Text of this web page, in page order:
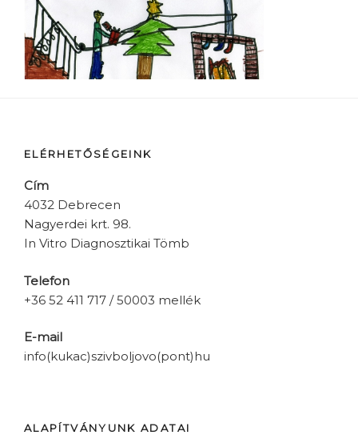
ELÉRHETŐSÉGEINK
Cím
4032 Debrecen
Nagyerdei krt. 98.
In Vitro Diagnosztikai Tömb
Telefon
+36 52 411 717 / 50003 mellék
E-mail
info(kukac)szivboljovo(pont)hu
ALAPÍTVÁNYUNK ADATAI